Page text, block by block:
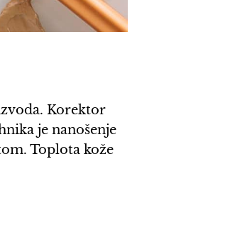
Korektor
je nanošenje
Toplota kože